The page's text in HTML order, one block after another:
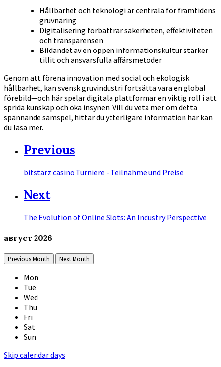
Hållbarhet och teknologi är centrala för framtidens
gruvnäring
Digitalisering förbättrar säkerheten, effektiviteten
och transparensen
Bildandet av en öppen informationskultur stärker
tillit och ansvarsfulla affärsmetoder
Genom att förena innovation med social och ekologisk
hållbarhet, kan svensk gruvindustri fortsätta vara en global
förebild—och här spelar digitala plattformar en viktig roll i att
sprida kunskap och öka insynen. Vill du veta mer om detta
spännande samspel, hittar du ytterligare information här kan
du läsa mer.
Previous
bitstarz casino Turniere - Teilnahme und Preise
Next
The Evolution of Online Slots: An Industry Perspective
август 2026
Previous Month Next Month
Mon
Tue
Wed
Thu
Fri
Sat
Sun
Skip calendar days